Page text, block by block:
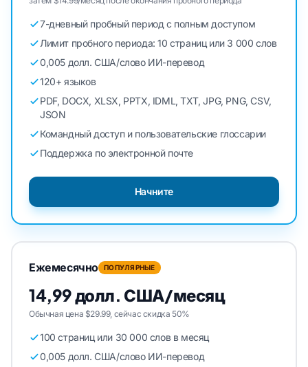
7-дневный пробный период с полным доступом
Лимит пробного периода: 10 страниц или 3 000 слов
0,005 долл. США/слово ИИ-перевод
120+ языков
PDF, DOCX, XLSX, PPTX, IDML, TXT, JPG, PNG, CSV,
JSON
Командный доступ и пользовательские глоссарии
Поддержка по электронной почте
Начните
Ежемесячно ПОПУЛЯРНЫЕ
14,99 долл. США/месяц
Обычная цена $29.99, сейчас скидка 50%
100 страниц или 30 000 слов в месяц
0,005 долл. США/слово ИИ-перевод